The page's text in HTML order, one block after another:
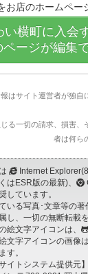
お店のホームペー
い横町に入会
ページが編集
はサイト運営者が独
る一切の請求、損害、
者は何ら
Internet Explorer(8
はESR版の最新)、
しています。
いる写真･文章等の
し、一切の無断転載
絵文字アイコンは、
文字アイコンの画像は
す。
サイトシステム提供元